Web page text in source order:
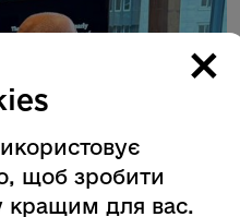
×
щоб зробити
кращим для вас.